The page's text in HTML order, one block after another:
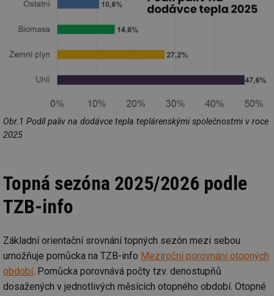
Obr.1 Podíl paliv na dodávce tepla teplárenskými společnostmi v roce
2025
Topná sezóna 2025/2026 podle
TZB-info
Základní orientační srovnání topných sezón mezi sebou
umožňuje pomůcka na TZB-info Meziroční porovnání otopných
období. Pomůcka porovnává počty tzv. denostupňů
dosažených v jednotlivých měsících otopného období. Otopné